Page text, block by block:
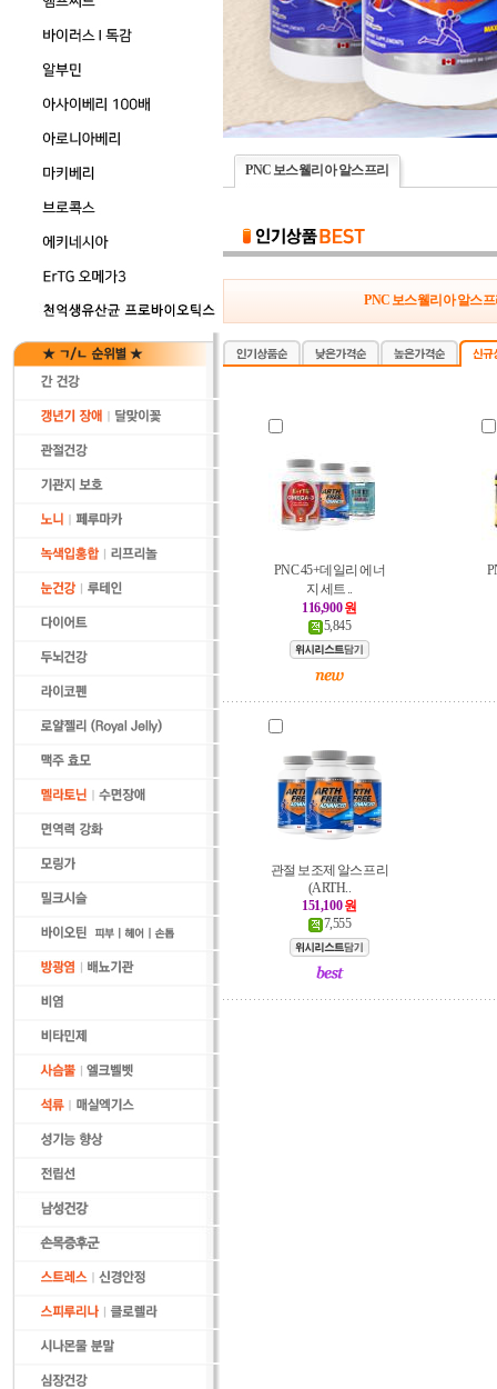
PNC 보스웰리아 알스프리
PNC 보스웰리아 알스
PNC 45+데일리 에너
지 세트 ..
116,900 원
5,845
관절 보조제 알스프리
(ARTH..
151,100 원
7,555